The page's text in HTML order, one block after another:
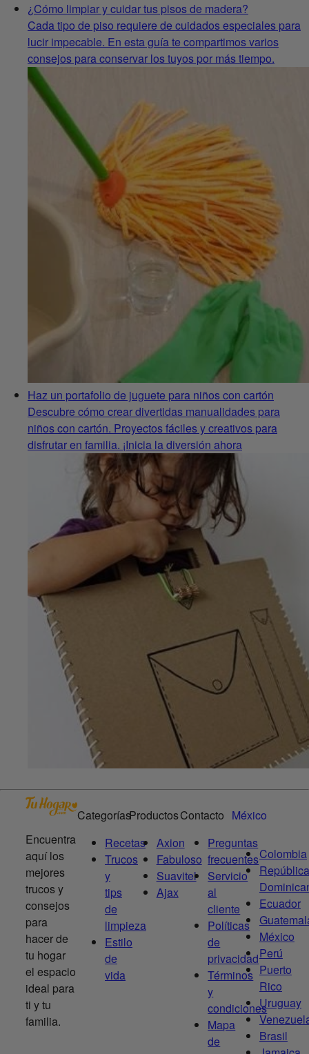
¿Cómo limpiar y cuidar tus pisos de madera?
Cada tipo de piso requiere de cuidados especiales para
lucir impecable. En esta guía te compartimos varios
consejos para conservar los tuyos por más tiempo.
Haz un portafolio de juguete para niños con cartón
Descubre cómo crear divertidas manualidades para
niños con cartón. Proyectos fáciles y creativos para
disfrutar en familia. ¡Inicia la diversión ahora
Encuentra
aquí los
mejores
trucos y
consejos
para
hacer de
tu hogar
el espacio
ideal para
ti y tu
familia.
Categorías
Recetas
Trucos
y
tips
de
limpieza
Estilo
de
vida
Productos
Axion
Fabuloso
Suavitel
Ajax
Contacto
Preguntas
frecuentes
Servicio
al
cliente
Políticas
de
privacidad
Términos
y
condiciones
Mapa
de
México
Colombia
República
Ecuador
México
Perú
Puerto
Rico
Uruguay
Brasil